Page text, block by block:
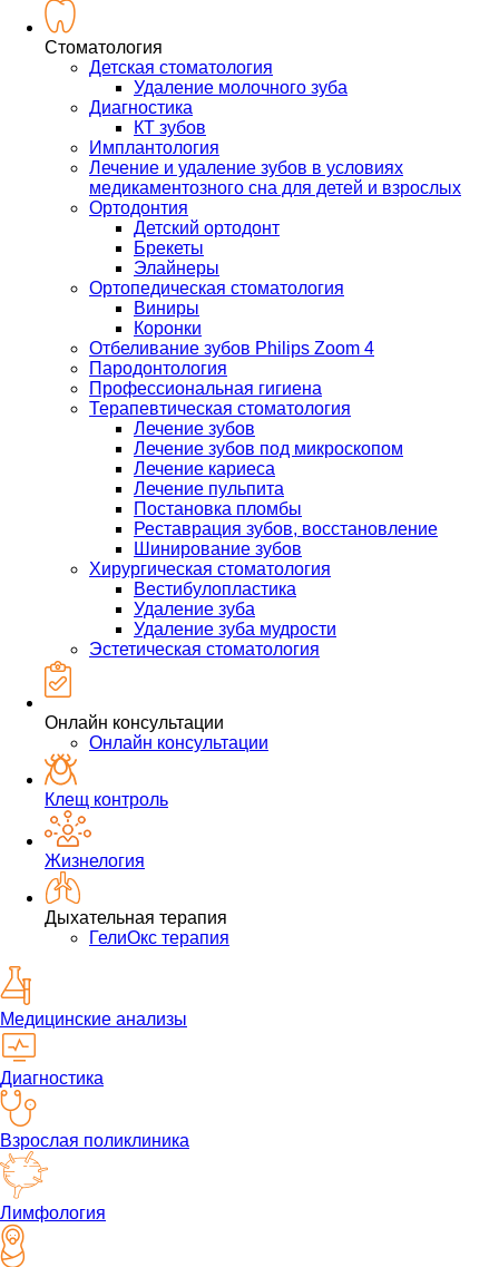
Стоматология
Детская стоматология
Удаление молочного зуба
Диагностика
КТ зубов
Имплантология
Лечение и удаление зубов в условиях
медикаментозного сна для детей и взрослых
Ортодонтия
Детский ортодонт
Брекеты
Элайнеры
Ортопедическая стоматология
Виниры
Коронки
Отбеливание зубов Philips Zoom 4
Пародонтология
Профессиональная гигиена
Терапевтическая стоматология
Лечение зубов
Лечение зубов под микроскопом
Лечение кариеса
Лечение пульпита
Постановка пломбы
Реставрация зубов, восстановление
Шинирование зубов
Хирургическая стоматология
Вестибулопластика
Удаление зуба
Удаление зуба мудрости
Эстетическая стоматология
Онлайн консультации
Онлайн консультации
Клещ контроль
Жизнелогия
Дыхательная терапия
ГелиОкс терапия
Медицинские анализы
Диагностика
Взрослая поликлиника
Лимфология